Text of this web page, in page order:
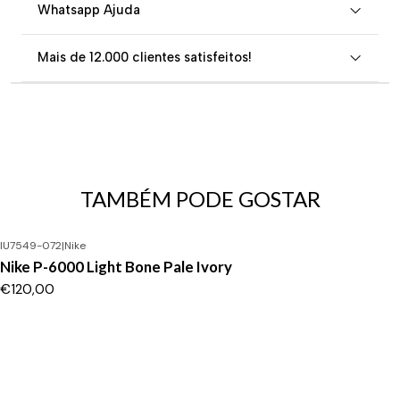
Whatsapp Ajuda
Mais de 12.000 clientes satisfeitos!
TAMBÉM PODE GOSTAR
IU7549-072|Nike
Nike P-6000 Light Bone Pale Ivory
€120,00